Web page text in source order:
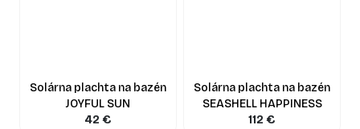
Solárna plachta na bazén
JOYFUL SUN
42 €
Solárna plachta na bazén
SEASHELL HAPPINESS
112 €